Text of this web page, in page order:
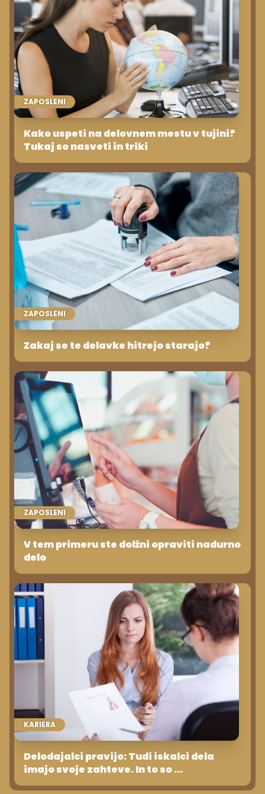
ZAPOSLENI
Kako uspeti na delovnem mestu v tujini?
Tukaj so nasveti in triki
ZAPOSLENI
Zakaj se te delavke hitrejo starajo?
ZAPOSLENI
V tem primeru ste dolžni opraviti nadurno
delo
KARIERA
Delodajalci pravijo: Tudi iskalci dela
imajo svoje zahteve. In to so ...